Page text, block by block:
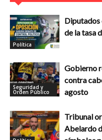
Política
Diputados
de la tasa
Seguridad y
Orden Público
Gobierno
contra
agosto
Tribunal
Abelardo